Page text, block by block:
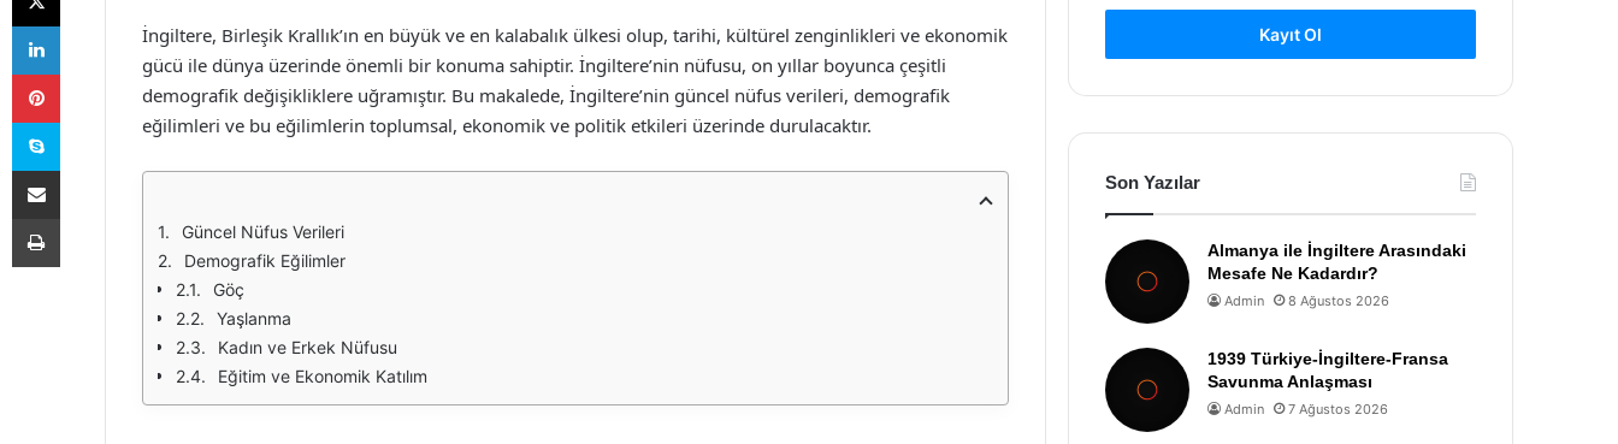
İngiltere, Birleşik Krallık’ın en büyük ve en kalabalık ülkesi olup, tarihi, kültürel zenginlikleri ve ekonomik
gücü ile dünya üzerinde önemli bir konuma sahiptir. İngiltere’nin nüfusu, on yıllar boyunca çeşitli
demografik değişikliklere uğramıştır. Bu makalede, İngiltere’nin güncel nüfus verileri, demografik
eğilimleri ve bu eğilimlerin toplumsal, ekonomik ve politik etkileri üzerinde durulacaktır.
Güncel Nüfus Verileri
Demografik Eğilimler
Göç
Yaşlanma
Kadın ve Erkek Nüfusu
Eğitim ve Ekonomik Katılım
Kayıt Ol
Son Yazılar
Almanya ile İngiltere Arasındaki
Mesafe Ne Kadardır?
Admin 8 Ağustos 2026
1939 Türkiye-İngiltere-Fransa
Savunma Anlaşması
Admin 7 Ağustos 2026
LinkedIn
Pinterest
Skype
E-Posta ile paylaş